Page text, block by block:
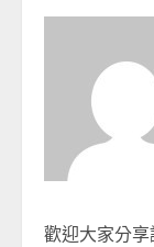
歡迎大家分享